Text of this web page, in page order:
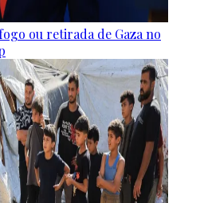
ou retirada de Gaza no